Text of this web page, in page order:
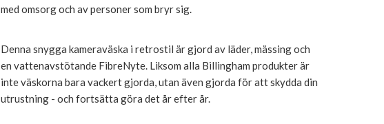
med omsorg och av personer som bryr sig.
Denna snygga kameraväska i retrostil är gjord av läder, mässing och
en vattenavstötande FibreNyte. Liksom alla Billingham produkter är
inte väskorna bara vackert gjorda, utan även gjorda för att skydda din
utrustning - och fortsätta göra det år efter år.